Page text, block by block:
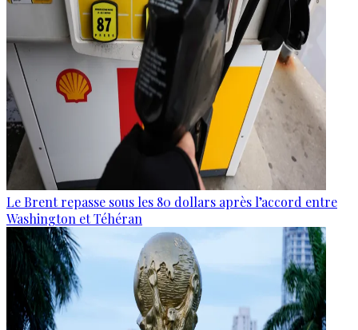
Le Brent repasse sous les 80 dollars après l’accord entre
Washington et Téhéran